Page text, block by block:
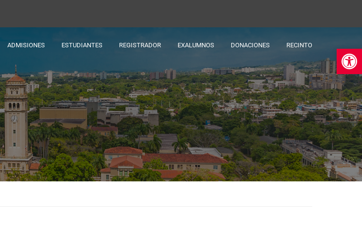
ADMISIONES ESTUDIANTES REGISTRADOR EXALUMNOS DONACIONES RECINTO